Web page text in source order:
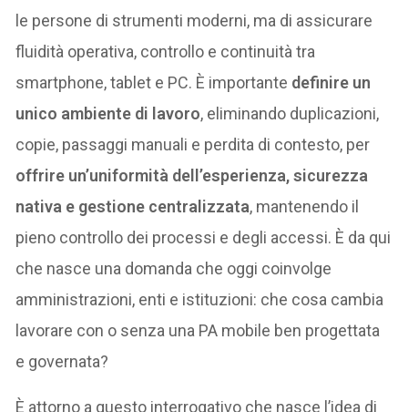
le persone di strumenti moderni, ma di assicurare
fluidità operativa, controllo e continuità tra
smartphone, tablet e PC. È importante definire un
unico ambiente di lavoro, eliminando duplicazioni,
copie, passaggi manuali e perdita di contesto, per
offrire un’uniformità dell’esperienza, sicurezza
nativa e gestione centralizzata, mantenendo il
pieno controllo dei processi e degli accessi. È da qui
che nasce una domanda che oggi coinvolge
amministrazioni, enti e istituzioni: che cosa cambia
lavorare con o senza una PA mobile ben progettata
e governata?
È attorno a questo interrogativo che nasce l’idea di